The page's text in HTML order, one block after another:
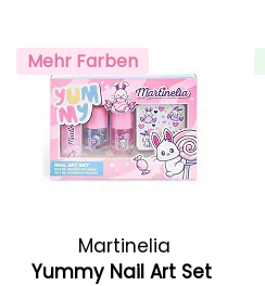
Mehr Farben
Martinelia
Yummy Nail Art Set